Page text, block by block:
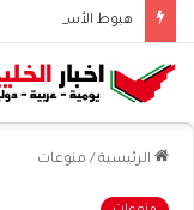
هبوط الأسهم
الرئيسية / منوعات